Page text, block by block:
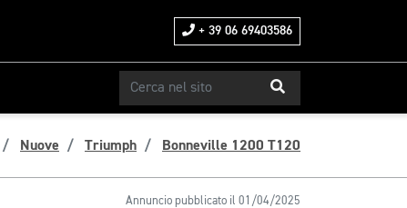
+ 39 06 69403586
Nuove Triumph Bonneville 1200 T120
Annuncio pubblicato il 01/04/2025